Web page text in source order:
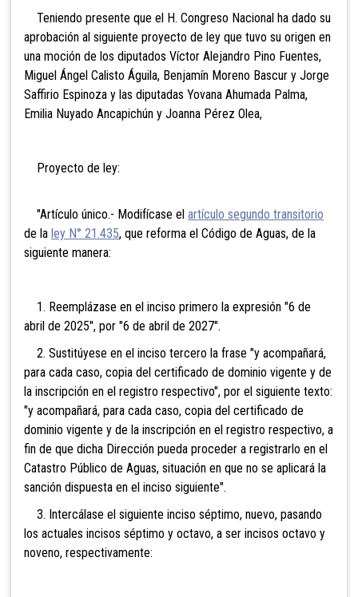
Teniendo presente que el H. Congreso Nacional ha dado su
aprobación al siguiente proyecto de ley que tuvo su origen en
una moción de los diputados Víctor Alejandro Pino Fuentes,
Miguel Ángel Calisto Águila, Benjamín Moreno Bascur y Jorge
Saffirio Espinoza y las diputadas Yovana Ahumada Palma,
Emilia Nuyado Ancapichún y Joanna Pérez Olea,
Proyecto de ley:
"Artículo único.- Modifícase el artículo segundo transitorio
de la ley N° 21.435, que reforma el Código de Aguas, de la
siguiente manera:
1. Reemplázase en el inciso primero la expresión "6 de
abril de 2025", por "6 de abril de 2027".
2. Sustitúyese en el inciso tercero la frase "y acompañará,
para cada caso, copia del certificado de dominio vigente y de
la inscripción en el registro respectivo", por el siguiente texto:
"y acompañará, para cada caso, copia del certificado de
dominio vigente y de la inscripción en el registro respectivo, a
fin de que dicha Dirección pueda proceder a registrarlo en el
Catastro Público de Aguas, situación en que no se aplicará la
sanción dispuesta en el inciso siguiente".
3. Intercálase el siguiente inciso séptimo, nuevo, pasando
los actuales incisos séptimo y octavo, a ser incisos octavo y
noveno, respectivamente: